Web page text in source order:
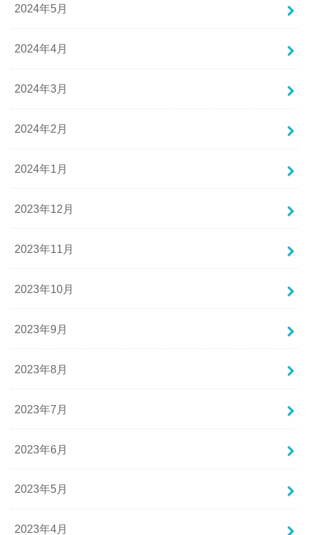
2024年5月
2024年4月
2024年3月
2024年2月
2024年1月
2023年12月
2023年11月
2023年10月
2023年9月
2023年8月
2023年7月
2023年6月
2023年5月
2023年4月